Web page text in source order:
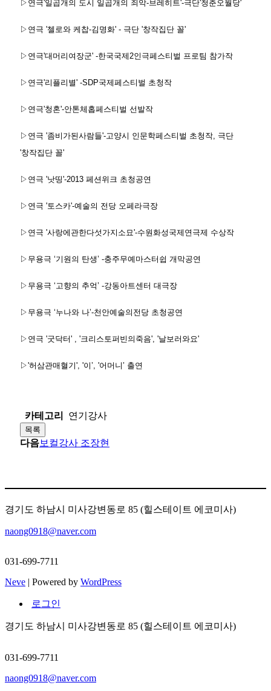
▷연극'일곱개의 도시 일곱개의 죄악-브레히트'-극단'청춘오월당'
▷연극 '첼로와 케찹-김명화' - 극단 '창작집단 꼴'
▷연극'대머리여장군' -한국국제2인극페스티벌 프로팀 참가작
▷연극'리플리별' -SDP국제페스티벌 초청작
▷연극'청혼'-안톤체홉페스티벌 선발작
▷연극 '좀비가된사람들'-고양시 인문학페스티벌 초청작, 극단
'창작집단 꼴'
▷연극 '낫띵'-2013 페션위크 초청공연
▷연극 '토스카'-예술의 전당 오페라극장
▷연극 '사랑에관한다섯가지소묘'-수원화성국제연극제 수상작
▷무용극 ‘기원의 탄생’ -충주무예마스터쉽 개막공연
▷무용극 ‘고향의 추억’ -강동아트센터 대극장
▷무용극 ‘누나와 나’-천안예술의전당 초청공연
▷연극 '굿닥터' , '크리스토퍼빈의죽음', '날보러와요'
▷'허삼관매혈기', '이’, '어머니’ 출연
카테고리 연기강사
목록
다음보컬강사 조장현
경기도 하남시 미사강변동로 85 (힐스테이트 에코미사)
naong0918@naver.com
031-699-7711
Neve | Powered by WordPress
로그인
경기도 하남시 미사강변동로 85 (힐스테이트 에코미사)
031-699-7711
naong0918@naver.com